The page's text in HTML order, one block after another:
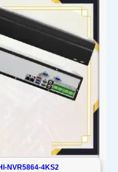
NVR5864-4KS2